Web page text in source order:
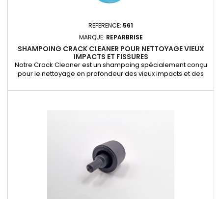
REFERENCE: 561
MARQUE: REPARBRISE
SHAMPOING CRACK CLEANER POUR NETTOYAGE VIEUX
IMPACTS ET FISSURES
Notre Crack Cleaner est un shampoing spécialement conçu
pour le nettoyage en profondeur des vieux impacts et des
efficacement les saletés, poussières et impuretés qui